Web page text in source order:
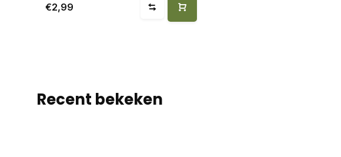
€2,99
Recent bekeken